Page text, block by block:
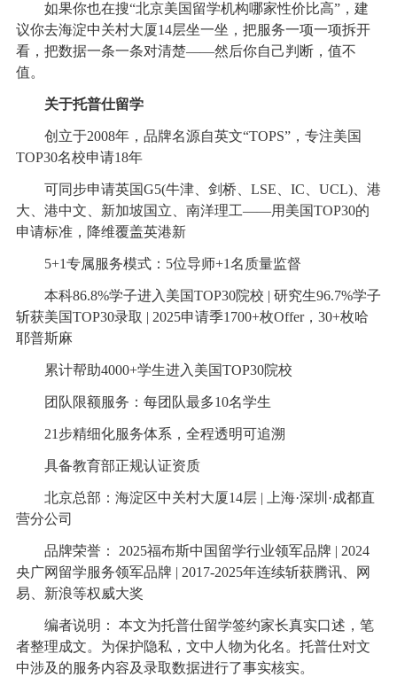
如果你也在搜“北京美国留学机构哪家性价比高”，建
议你去海淀中关村大厦14层坐一坐，把服务一项一项拆开
看，把数据一条一条对清楚——然后你自己判断，值不
值。
关于托普仕留学
创立于2008年，品牌名源自英文“TOPS”，专注美国
TOP30名校申请18年
可同步申请英国G5(牛津、剑桥、LSE、IC、UCL)、港
大、港中文、新加坡国立、南洋理工——用美国TOP30的
申请标准，降维覆盖英港新
5+1专属服务模式：5位导师+1名质量监督
本科86.8%学子进入美国TOP30院校 | 研究生96.7%学子
斩获美国TOP30录取 | 2025申请季1700+枚Offer，30+枚哈
耶普斯麻
累计帮助4000+学生进入美国TOP30院校
团队限额服务：每团队最多10名学生
21步精细化服务体系，全程透明可追溯
具备教育部正规认证资质
北京总部：海淀区中关村大厦14层 | 上海·深圳·成都直
营分公司
品牌荣誉： 2025福布斯中国留学行业领军品牌 | 2024
央广网留学服务领军品牌 | 2017-2025年连续斩获腾讯、网
易、新浪等权威大奖
编者说明： 本文为托普仕留学签约家长真实口述，笔
者整理成文。为保护隐私，文中人物为化名。托普仕对文
中涉及的服务内容及录取数据进行了事实核实。